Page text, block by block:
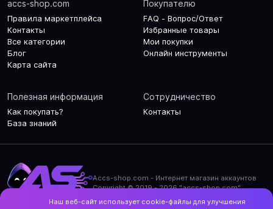
accs-shop.com
Правила маркетплейса
Контакты
Все категории
Блог
Карта сайта
Покупателю
FAQ - Вопрос/Ответ
Избранные товары
Мои покупки
Онлайн инструменты
Полезная информация
Как покупать?
База знаний
Сотрудничество
Контакты
Accs-shop.com - Интернет магазин аккаунтов
Copyright © 2019 - 2026 "accs-shop.com"
Наш веб-сайт использует cookie-файлы для улучшения